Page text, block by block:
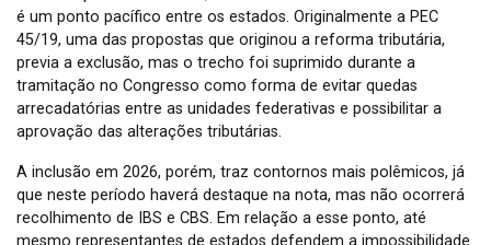
é um ponto pacífico entre os estados. Originalmente a PEC
45/19, uma das propostas que originou a reforma tributária,
previa a exclusão, mas o trecho foi suprimido durante a
tramitação no Congresso como forma de evitar quedas
arrecadatórias entre as unidades federativas e possibilitar a
aprovação das alterações tributárias.
A inclusão em 2026, porém, traz contornos mais polêmicos, já
que neste período haverá destaque na nota, mas não ocorrerá
recolhimento de IBS e CBS. Em relação a esse ponto, até
mesmo representantes de estados defendem a impossibilidade